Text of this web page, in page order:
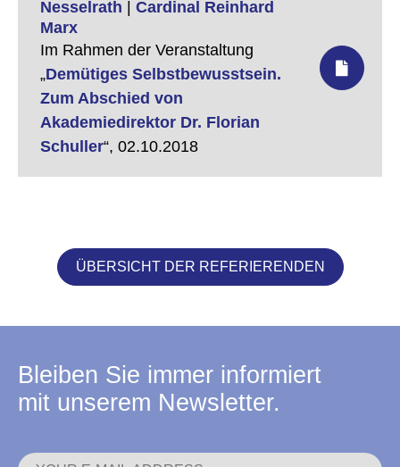
Nesselrath
Cardinal Reinhard
Marx
Im Rahmen der Veranstaltung
„Demütiges Selbstbewusstsein.
Zum Abschied von
Akademiedirektor Dr. Florian
Schuller“, 02.10.2018
ÜBERSICHT DER REFERIERENDEN
Bleiben Sie immer informiert
mit unserem Newsletter.